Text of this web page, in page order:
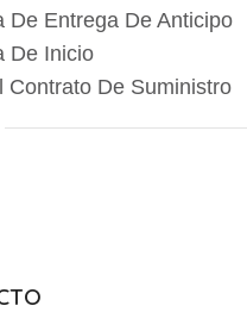
De Entrega De Anticipo
De Inicio
Contrato De Suministro